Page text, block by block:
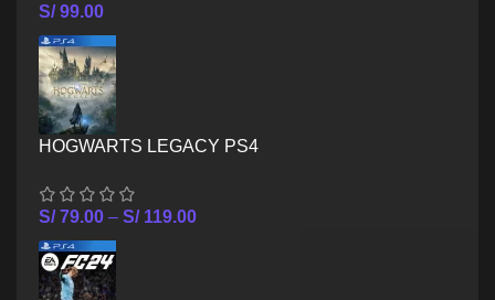
S/99.00
HOGWARTS LEGACY PS4
S/79.00 – S/119.00